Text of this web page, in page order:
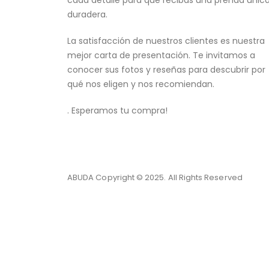
duradera.
La satisfacción de nuestros clientes es nuestra
mejor carta de presentación. Te invitamos a
conocer sus fotos y reseñas para descubrir por
qué nos eligen y nos recomiendan.
. Esperamos tu compra!
ABUDA Copyright © 2025. All Rights Reserved